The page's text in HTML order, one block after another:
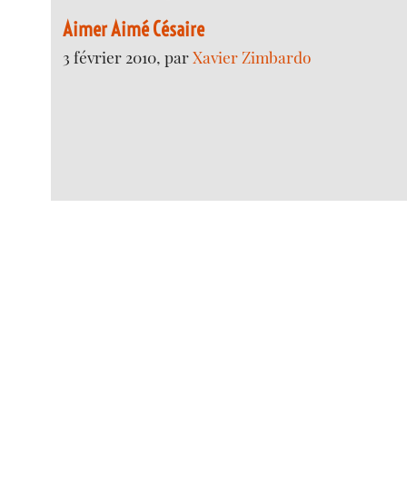
Aimer Aimé Césaire
3 février 2010, parXavier Zimbardo